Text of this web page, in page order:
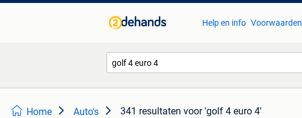
Help en info Voorwaarden
Home Auto's 341 resultaten voor 'golf 4 euro 4'